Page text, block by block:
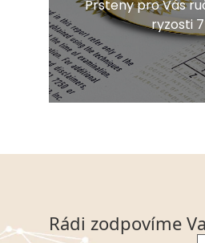
Prsteny pro Vás
ryzosti
Rádi zodpovíme